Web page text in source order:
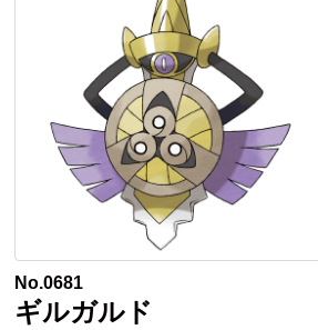
No.0681
ギルガルド